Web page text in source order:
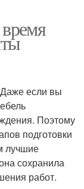
Даже если вы
Поэтому
подготовки
лучшие
сохранила
работ.